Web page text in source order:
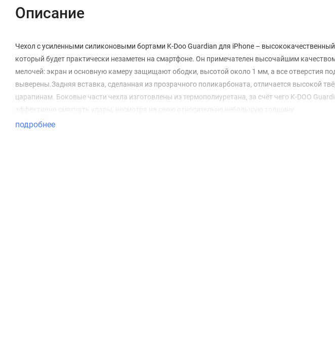
Описание
Чехол с усиленными силиконовыми бортами K-Doo Guardian для iPhone –
который будет практически незаметен на смартфоне. Он примечателен высочайшим
мелочей: экран и основную камеру защищают ободки, высотой около 1 мм, а все отверстия
выверены.Задняя вставка, сделанная из прозрачного поликарбоната, отличается высокой
царапинам. Боковые части чехла изготовлены из термополиуретана, за счёт чего K-DOO
эффективно смягчать удары, несмотря на свою относительно небольшую толщину.
подробнее